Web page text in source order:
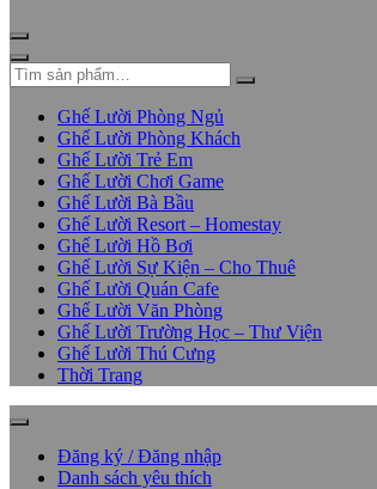
Ghế Lười Phòng Ngủ
Ghế Lười Phòng Khách
Ghế Lười Trẻ Em
Ghế Lười Chơi Game
Ghế Lười Bà Bầu
Ghế Lười Resort – Homestay
Ghế Lười Hồ Bơi
Ghế Lười Sự Kiện – Cho Thuê
Ghế Lười Quán Cafe
Ghế Lười Văn Phòng
Ghế Lười Trường Học – Thư Viện
Ghế Lười Thú Cưng
Thời Trang
Đăng ký / Đăng nhập
Danh sách yêu thích